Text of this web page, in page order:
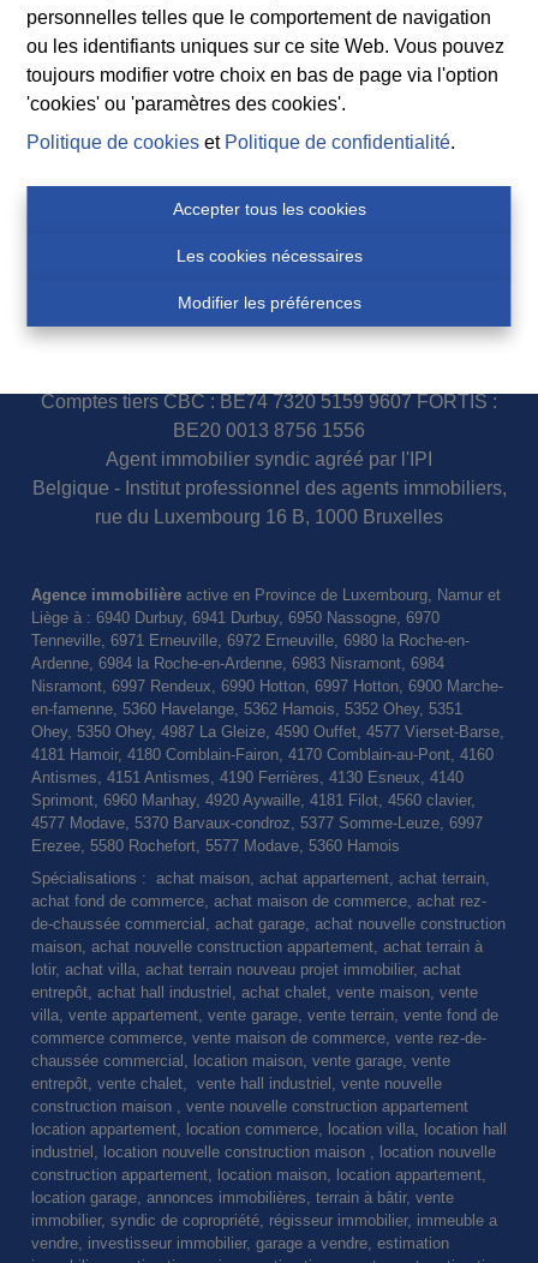
personnelles telles que le comportement de navigation
ou les identifiants uniques sur ce site Web. Vous pouvez
toujours modifier votre choix en bas de page via l'option
'cookies' ou 'paramètres des cookies'.
Politique de cookies et Politique de confidentialité.
Accepter tous les cookies
Les cookies nécessaires
Modifier les préférences
Suivez nos nouveaux biens, nos conseils immobiliers et
l’actualité de l’agence à Durbuy sur nos réseaux
sociaux.
COSSE Paul - IPI 100.854
Police assurance responsabilité civile et garantie : AXA
Comptes tiers CBC : BE74 7320 5159 9607 FORTIS :
BE20 0013 8756 1556
Agent immobilier syndic agréé par l'IPI
Belgique - Institut professionnel des agents immobiliers,
rue du Luxembourg 16 B, 1000 Bruxelles
Agence immobilière active en Province de Luxembourg, Namur et
Liège à : 6940 Durbuy, 6941 Durbuy, 6950 Nassogne, 6970
Tenneville, 6971 Erneuville, 6972 Erneuville, 6980 la Roche-en-
Ardenne, 6984 la Roche-en-Ardenne, 6983 Nisramont, 6984
Nisramont, 6997 Rendeux, 6990 Hotton, 6997 Hotton, 6900 Marche-
en-famenne, 5360 Havelange, 5362 Hamois, 5352 Ohey, 5351
Ohey, 5350 Ohey, 4987 La Gleize, 4590 Ouffet, 4577 Vierset-Barse,
4181 Hamoir, 4180 Comblain-Fairon, 4170 Comblain-au-Pont, 4160
Antismes, 4151 Antismes, 4190 Ferrières, 4130 Esneux, 4140
Sprimont, 6960 Manhay, 4920 Aywaille, 4181 Filot, 4560 clavier,
4577 Modave, 5370 Barvaux-condroz, 5377 Somme-Leuze, 6997
Erezee, 5580 Rochefort, 5577 Modave, 5360 Hamois
Spécialisations : achat maison, achat appartement, achat terrain,
achat fond de commerce, achat maison de commerce, achat rez-
de-chaussée commercial, achat garage, achat nouvelle construction
maison, achat nouvelle construction appartement, achat terrain à
lotir, achat villa, achat terrain nouveau projet immobilier, achat
entrepôt, achat hall industriel, achat chalet, vente maison, vente
villa, vente appartement, vente garage, vente terrain, vente fond de
commerce commerce, vente maison de commerce, vente rez-de-
chaussée commercial, location maison, vente garage, vente
entrepôt, vente chalet, vente hall industriel, vente nouvelle
construction maison , vente nouvelle construction appartement
location appartement, location commerce, location villa, location hall
industriel, location nouvelle construction maison , location nouvelle
construction appartement, location maison, location appartement,
location garage, annonces immobilières, terrain à bâtir, vente
immobilier, syndic de copropriété, régisseur immobilier, immeuble a
vendre, investisseur immobilier, garage a vendre, estimation